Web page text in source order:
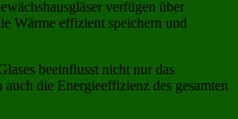
verfügen über
Wärme effizient speichern und
beeinflusst nicht nur das
die Energieeffizienz des gesamten